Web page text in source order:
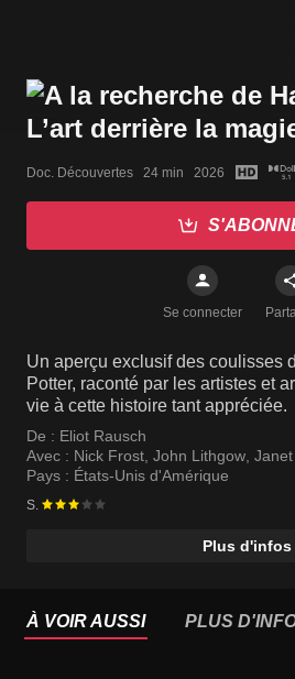
Doc. Découvertes   24 min   2026
Se connecter
Un aperçu exclusif des coulisses
Potter, raconté par les artistes et
vie à cette histoire tant appréciée.
De : Eliot Rausch
Avec : Nick Frost, John Lithgow,
Pays : États-Unis d'Amérique
S.
Plus d'infos
À VOIR AUSSI PLUS